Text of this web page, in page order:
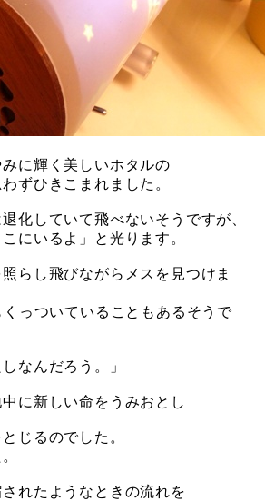
に輝く美しいホタルの
ずひきこまれました。
化していて飛べないそうですが、
にいるよ」と光ります。
らし飛びながらメスを見つけま
っついていることもあるそうで
なんだろう。」
に新しい命をうみおとし
じるのでした。
れたようなときの流れを